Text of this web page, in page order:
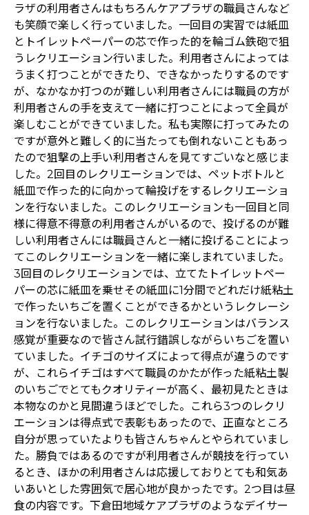
ラザの利用者さんはもちろんケアプラザの職員さんなど
も笑顔で楽しく行っていました。一回目の実習では紙皿
とトイレットペーパーの芯で作った的を輪ゴム鉄砲で狙
うレクリエーション行いました。利用者さんによっては
うまく打つことができたり、できなかったりするのです
が、なかなか打つのが難しい利用者さんには職員の方が
利用者さんの手を支えて一緒に打つことによって全員が
楽しむことができていました。私も実際に打ってみたの
ですが意外と難しく的に当たっても倒れないこともあっ
たので狙撃の上手い利用者さんを見てすごいなと感じま
した。2回目のレクリエーションでは、ペットボトルと
紙皿で作った的に向かって輪投げをするレクリエーショ
ンを行ないました。このレクリエーションも一回目と同
様に得意不得意の利用者さんがいるので、投げるのが難
しい利用者さんには職員さんと一緒に投げることによっ
てこのレクリエーションを一緒に楽しまれていました。
3回目のレクリエーションでは、立てたトイレットペー
パーの芯に紙皿を乗せその紙皿に1分間でどれだけ紙粘土
で作ったいちごを置くことができるかというレクレーシ
ョンを行ないました。このレクリエーションはバランス
感覚が重要なので皆さん試行錯誤しながらいちごを置い
ていました。イチゴのサイズによって得点が違うのです
が、これらイチゴはすべて職員のかたが作った紙粘土製
のいちごでとてもクオリティーが高く、最初見たときは
本物なのかと見間違うほどでした。これら3つのレクリ
エーションは得点式で表彰もあったので、正直なところ
自分が思っていたよりも皆さんちゃんとやられていまし
た。勝負ではあるのですが利用者さんが競技を行ってい
るとき、ほかの利用者さんは応援しておりとても和気あ
いあいとした雰囲気で居心地が良かったです。2つ目は昼
食の内容です。下倉田地域ケアプラザのようなデイサー